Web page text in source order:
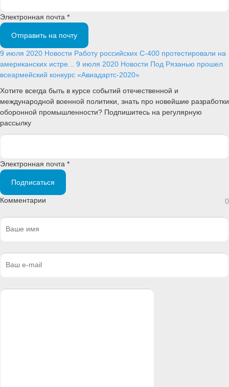
Электронная почта *
Отправить на почту
9 июля 2020 Новости Работу российских С-400 протестировали на
американских истре... 9 июля 2020 Новости Под Рязанью прошел
всеармейский конкурс «Авиадартс-2020»
Хотите всегда быть в курсе событий отечественной и
международной военной политики, знать про новейшие разработки
оборонной промышленности? Подпишитесь на регулярную
рассылку
Электронная почта *
Подписаться
Комментарии 0